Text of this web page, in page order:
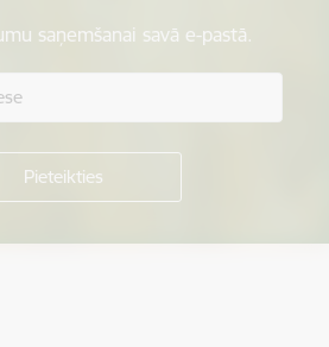
saņemšanai savā e-pastā.